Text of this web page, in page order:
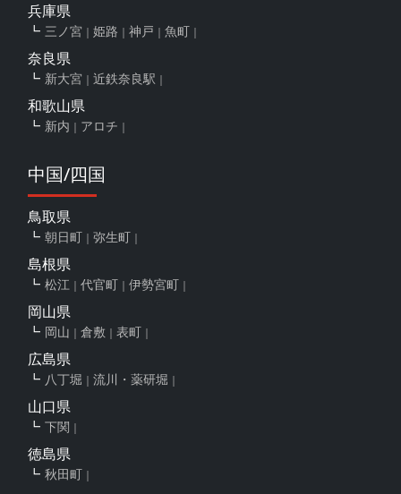
兵庫県
三ノ宮 姫路 神戸 魚町
奈良県
新大宮 近鉄奈良駅
和歌山県
新内 アロチ
中国/四国
鳥取県
朝日町 弥生町
島根県
松江 代官町 伊勢宮町
岡山県
岡山 倉敷 表町
広島県
八丁堀 流川・薬研堀
山口県
下関
徳島県
秋田町